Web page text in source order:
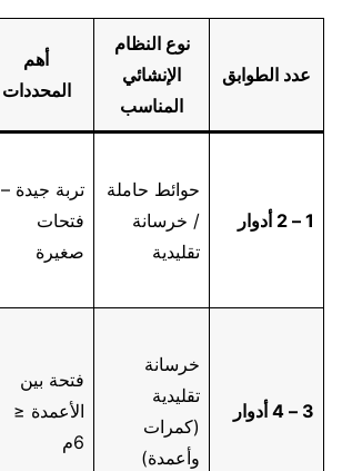
عدد الطوابق
نوع النظام
الإنشائي
المناسب
أهم
المحددات
1 – 2 أدوار
حوائط حاملة
/ خرسانة
تقليدية
تربة جيدة –
فتحات
صغيرة
3 – 4 أدوار
خرسانة
تقليدية
(كمرات
وأعمدة)
فتحة بين
الأعمدة ≤
6م